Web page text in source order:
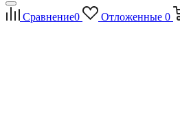
Сравнение0 Отложенные 0